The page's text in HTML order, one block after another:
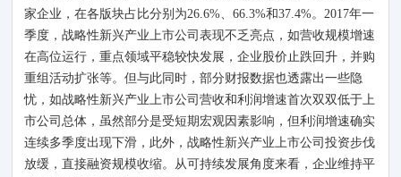
家企业，在各版块占比分别为26.6%、66.3%和37.4%。2017年一
季度，战略性新兴产业上市公司表现不乏亮点，如营收规模增速
在高位运行，重点领域平稳较快发展，企业股价止跌回升，并购
重组活动扩张等。但与此同时，部分财报数据也透露出一些隐
忧，如战略性新兴产业上市公司营收和利润增速首次双双低于上
市公司总体，虽然部分是受短期宏观因素影响，但利润增速确实
连续多季度出现下滑，此外，战略性新兴产业上市公司投资步伐
放缓，直接融资规模收缩。从可持续发展角度来看，企业维持平